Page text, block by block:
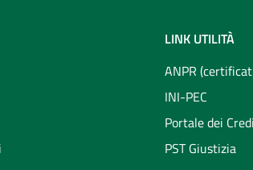
LINK UTILITÀ
ANPR
INI-PEC
Portale dei
PST Giustizia